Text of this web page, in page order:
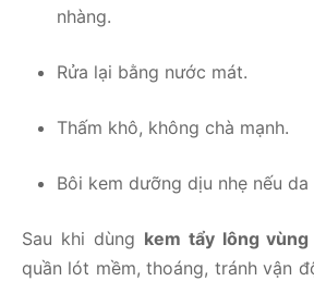
nhàng.
Rửa lại bằng nước mát.
Thấm khô, không chà mạnh.
Bôi kem dưỡng dịu nhẹ nếu
Sau khi dùng kem tẩy lông vùng
quần lót mềm, thoáng, tránh vận